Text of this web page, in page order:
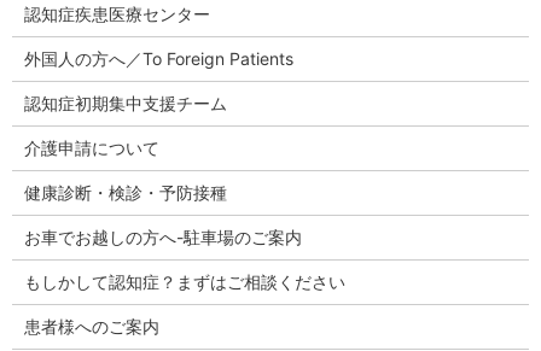
認知症疾患医療センター
外国人の方へ／To Foreign Patients
認知症初期集中支援チーム
介護申請について
健康診断・検診・予防接種
お車でお越しの方へ-駐車場のご案内
もしかして認知症？まずはご相談ください
患者様へのご案内